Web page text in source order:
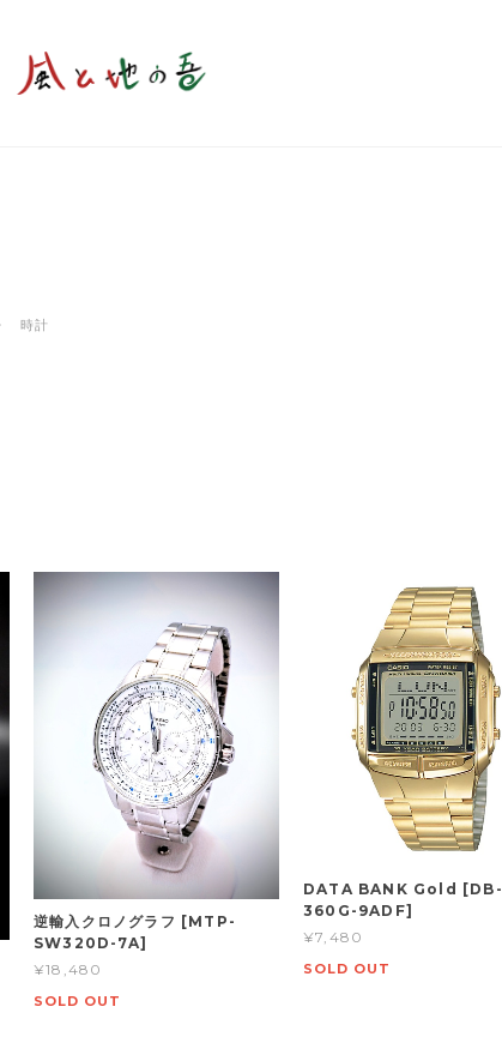
時計
逆輸入クロノグラフ [MTP-
SW320D-7A]
¥18,480
SOLD OUT
DATA BANK Gold [DB-
360G-9ADF]
¥7,480
SOLD OUT